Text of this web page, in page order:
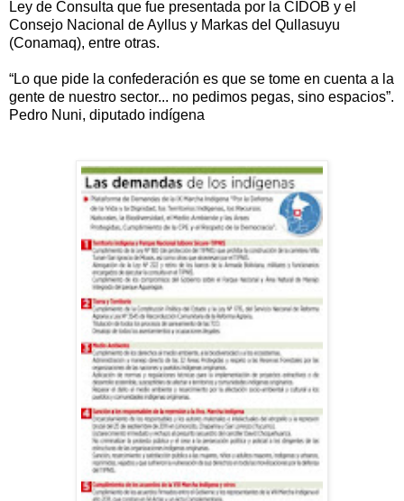
Ley de Consulta que fue presentada por la CIDOB y el
Consejo Nacional de Ayllus y Markas del Qullasuyu
(Conamaq), entre otras.
“Lo que pide la confederación es que se tome en cuenta a la
gente de nuestro sector... no pedimos pegas, sino espacios”.
Pedro Nuni, diputado indígena